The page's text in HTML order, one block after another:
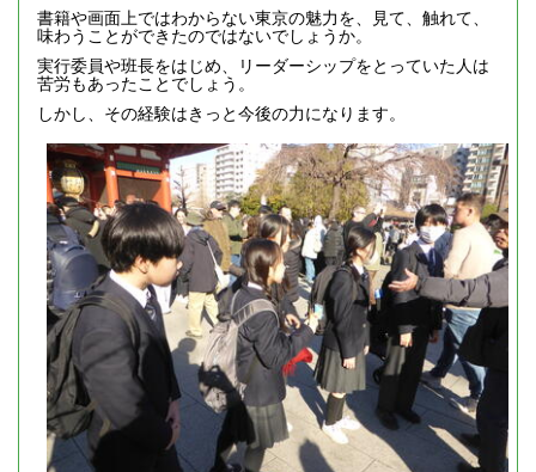
書籍や画面上ではわからない東京の魅力を、見て、触れて、
味わうことができたのではないでしょうか。
実行委員や班長をはじめ、リーダーシップをとっていた人は
苦労もあったことでしょう。
しかし、その経験はきっと今後の力になります。